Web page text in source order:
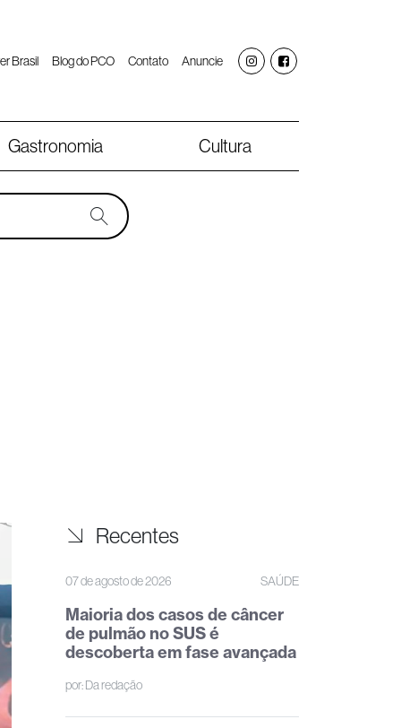
Brasil Blog do PCO Contato Anuncie
Gastronomia Cultura
Recentes
07 de agosto de 2026 SAÚDE
Maioria dos casos de câncer
de pulmão no SUS é
descoberta em fase avançada
por:Da redação